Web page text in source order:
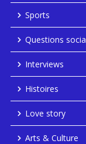
Sports
Questions
Interviews
Histoires
Love story
Arts & Culture